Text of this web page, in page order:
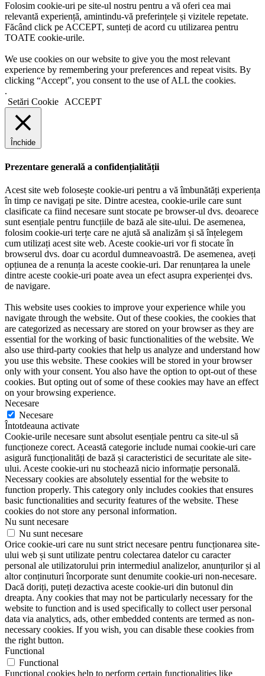
Folosim cookie-uri pe site-ul nostru pentru a vă oferi cea mai
relevantă experiență, amintindu-vă preferințele și vizitele repetate.
Făcând click pe ACCEPT, sunteți de acord cu utilizarea pentru
TOATE cookie-urile.
We use cookies on our website to give you the most relevant
experience by remembering your preferences and repeat visits. By
clicking “Accept”, you consent to the use of ALL the cookies.
.
Setări Cookie
ACCEPT
Închide
Prezentare generală a confidențialității
Acest site web folosește cookie-uri pentru a vă îmbunătăți experiența
în timp ce navigați pe site. Dintre acestea, cookie-urile care sunt
clasificate ca fiind necesare sunt stocate pe browser-ul dvs. deoarece
sunt esențiale pentru funcțiile de bază ale site-ului. De asemenea,
folosim cookie-uri terțe care ne ajută să analizăm și să înțelegem
cum utilizați acest site web. Aceste cookie-uri vor fi stocate în
browserul dvs. doar cu acordul dumneavoastră. De asemenea, aveți
opțiunea de a renunța la aceste cookie-uri. Dar renunțarea la unele
dintre aceste cookie-uri poate avea un efect asupra experienței dvs.
de navigare.
This website uses cookies to improve your experience while you
navigate through the website. Out of these cookies, the cookies that
are categorized as necessary are stored on your browser as they are
essential for the working of basic functionalities of the website. We
also use third-party cookies that help us analyze and understand how
you use this website. These cookies will be stored in your browser
only with your consent. You also have the option to opt-out of these
cookies. But opting out of some of these cookies may have an effect
on your browsing experience.
Necesare
Necesare
Întotdeauna activate
Cookie-urile necesare sunt absolut esențiale pentru ca site-ul să
funcționeze corect. Această categorie include numai cookie-uri care
asigură funcționalități de bază și caracteristici de securitate ale site-
ului. Aceste cookie-uri nu stochează nicio informație personală.
Necessary cookies are absolutely essential for the website to
function properly. This category only includes cookies that ensures
basic functionalities and security features of the website. These
cookies do not store any personal information.
Nu sunt necesare
Nu sunt necesare
Orice cookie-uri care nu sunt strict necesare pentru funcționarea site-
ului web și sunt utilizate pentru colectarea datelor cu caracter
personal ale utilizatorului prin intermediul analizelor, anunțurilor și al
altor conținuturi încorporate sunt denumite cookie-uri non-necesare.
Dacă doriți, puteți dezactiva aceste cookie-uri din butonul din
dreapta. Any cookies that may not be particularly necessary for the
website to function and is used specifically to collect user personal
data via analytics, ads, other embedded contents are termed as non-
necessary cookies. If you wish, you can disable these cookies from
the right button.
Functional
Functional
Functional cookies help to perform certain functionalities like